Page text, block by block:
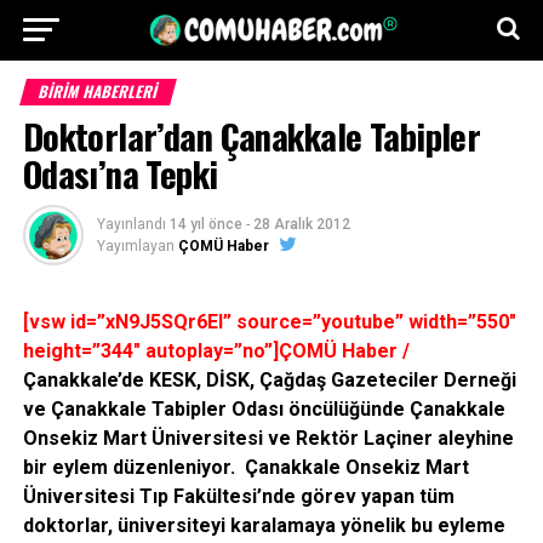
BİRİM HABERLERİ
Doktorlar’dan Çanakkale Tabipler
Odası’na Tepki
Yayınlandı 14 yıl önce - 28 Aralık 2012
Yayımlayan ÇOMÜ Haber
[vsw id=”xN9J5SQr6EI” source=”youtube” width=”550″
height=”344″ autoplay=”no”]ÇOMÜ Haber /
Çanakkale’de KESK, DİSK, Çağdaş Gazeteciler Derneği
ve Çanakkale Tabipler Odası öncülüğünde Çanakkale
Onsekiz Mart Üniversitesi ve Rektör Laçiner aleyhine
bir eylem düzenleniyor. Çanakkale Onsekiz Mart
Üniversitesi Tıp Fakültesi’nde görev yapan tüm
doktorlar, üniversiteyi karalamaya yönelik bu eyleme